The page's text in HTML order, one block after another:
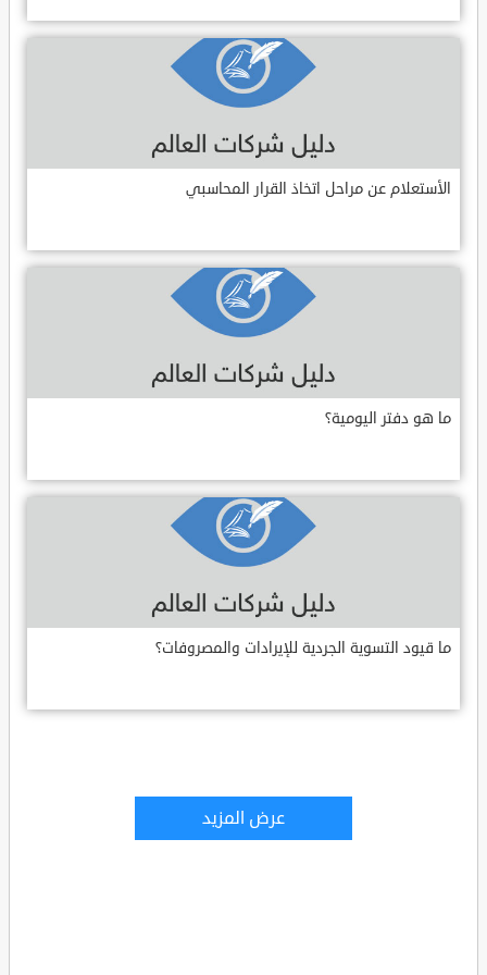
الأستعلام عن مراحل اتخاذ القرار المحاسبي
ما هو دفتر اليومية؟
ما قيود التسوية الجردية للإيرادات والمصروفات؟
عرض المزيد